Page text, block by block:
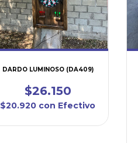
DARDO LUMINOSO (DA409)
$26.150
$20.920 con Efectivo